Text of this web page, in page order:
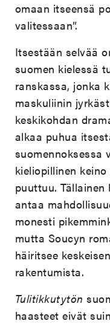
omaan itseensä
valitessaan”.
Itsestään selvää
suomen kielessä
ranskassa, jonka
maskuliinin
keskikohdan
alkaa puhua
suomennoksessa
kieliopillinen
puuttuu.
antaa
monesti
mutta Soucyn
häiritsee
rakentumista.
Tulitikkutytön
haasteet eivät